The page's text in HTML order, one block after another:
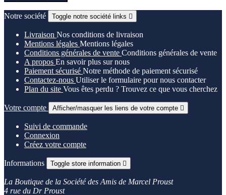
Notre société Toggle notre société links 
Livraison Nos conditions de livraison
Mentions légales Mentions légales
Conditions générales de vente Conditions générales de vente
A propos En savoir plus sur nous
Paiement sécurisé Notre méthode de paiement sécurisé
Contactez-nous Utiliser le formulaire pour nous contacter
Plan du site Vous êtes perdu ? Trouvez ce que vous cherchez
Votre compte Afficher/masquer les liens de votre compte 
Suivi de commande
Connexion
Créez votre compte
Informations Toggle store information 
La Boutique de la Société des Amis de Marcel Proust
4 rue du Dr Proust